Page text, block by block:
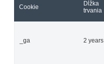
Cookie
Dĺžka
trvania
_ga 2 years